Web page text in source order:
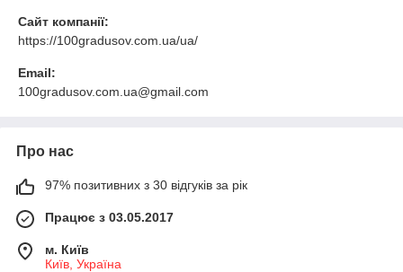
Сайт компанії:
https://100gradusov.com.ua/ua/
Email:
100gradusov.com.ua@gmail.com
Про нас
97% позитивних з 30 відгуків за рік
Працює з 03.05.2017
м. Київ
Київ, Україна